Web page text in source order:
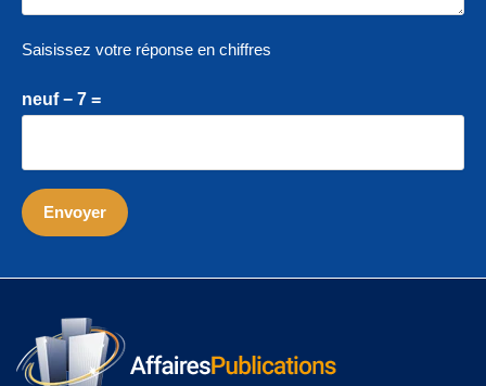
Saisissez votre réponse en chiffres
neuf − 7 =